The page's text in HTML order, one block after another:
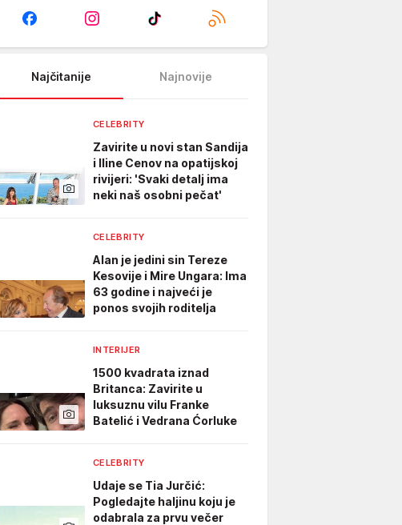
Najčitanije Najnovije
CELEBRITY
Zavirite u novi stan Sandija
i Iline Cenov na opatijskoj
rivijeri: 'Svaki detalj ima
neki naš osobni pečat'
CELEBRITY
Alan je jedini sin Tereze
Kesovije i Mire Ungara: Ima
63 godine i najveći je
ponos svojih roditelja
INTERIJER
1500 kvadrata iznad
Britanca: Zavirite u
luksuznu vilu Franke
Batelić i Vedrana Ćorluke
CELEBRITY
Udaje se Tia Jurčić:
Pogledajte haljinu koju je
odabrala za prvu večer